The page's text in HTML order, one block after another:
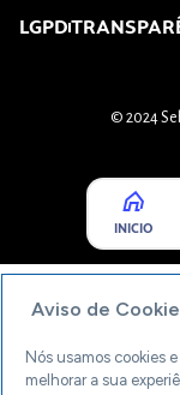
LGPD
© 2024
INICIO
Aviso de
Nós usamos cookies
melhorar a sua